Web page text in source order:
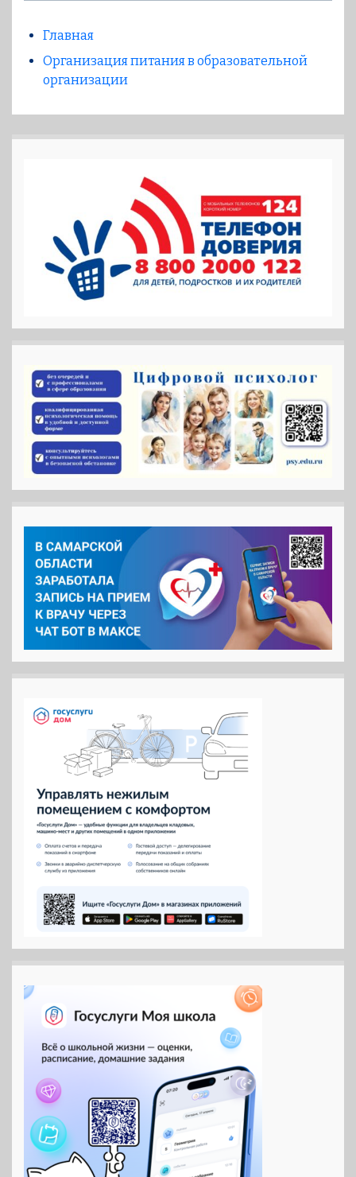
Главная
Организация питания в образовательной
организации